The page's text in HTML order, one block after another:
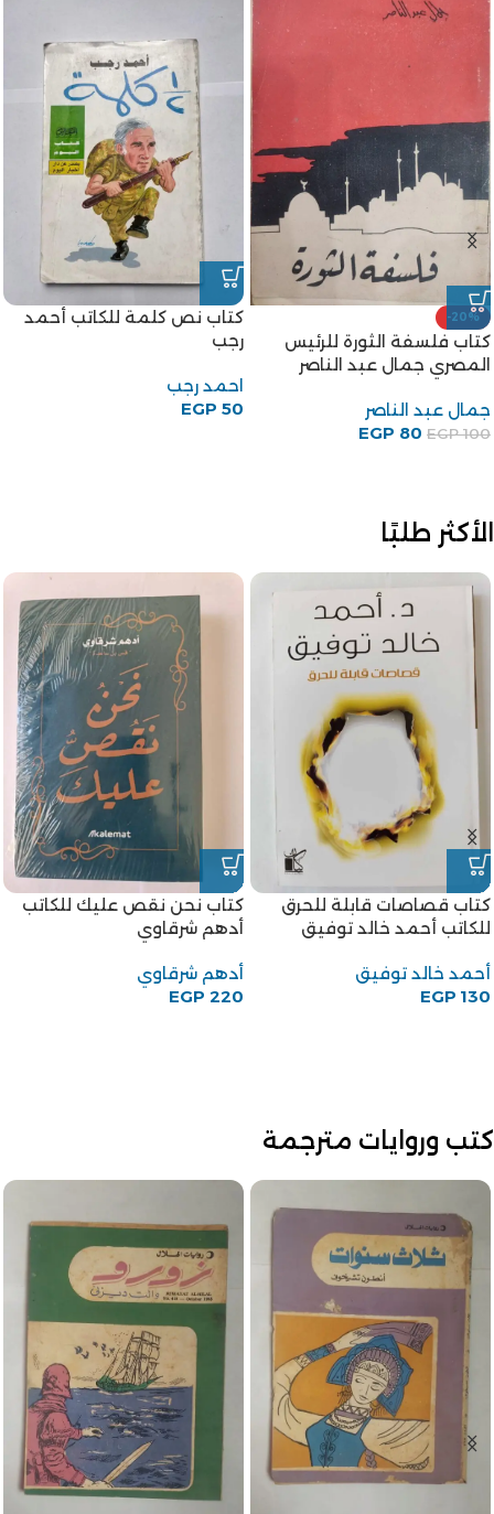
-20%
كتاب فلسفة الثورة للرئيس
المصري جمال عبد الناصر
جمال عبد الناصر
EGP100
EGP 80
كتاب نص كلمة للكاتب أحمد
رجب
احمد رجب
EGP 50
الأكثر طلبًا
كتاب قصاصات قابلة للحرق
للكاتب أحمد خالد توفيق
أحمد خالد توفيق
EGP 130
كتاب نحن نقص عليك للكاتب
أدهم شرقاوي
أدهم شرقاوي
EGP 220
كتب وروايات مترجمة